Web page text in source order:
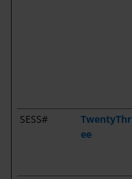
SESS#
TwentyThr
ee